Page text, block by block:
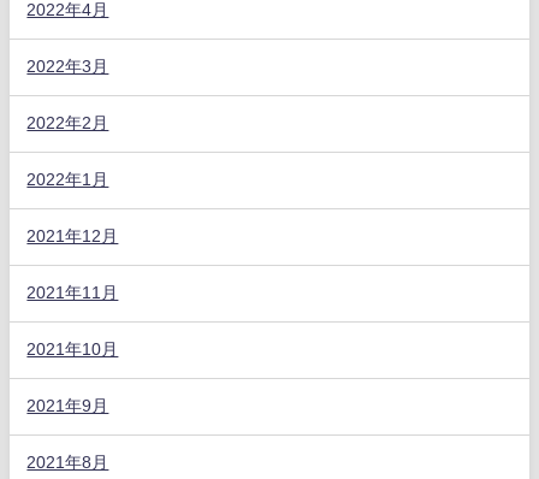
2022年4月
2022年3月
2022年2月
2022年1月
2021年12月
2021年11月
2021年10月
2021年9月
2021年8月